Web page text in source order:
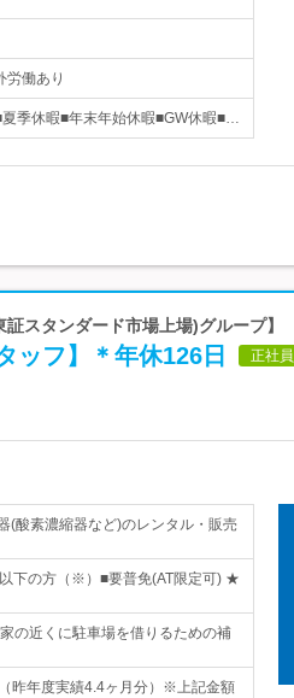
働あり
季休暇■年末年始休暇■GW休暇■…
スタンダード市場上場)グループ】
ッフ】＊年休126日 正社員
(酸素濃縮器など)のレンタル・販売
下の方（※）■要普免(AT限定可) ★
の近くに駐車場を借りるための補
昨年度実績4.4ヶ月分）※上記金額